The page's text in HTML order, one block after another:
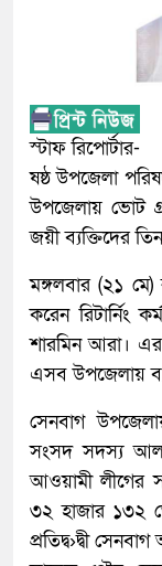
স্টাফ রিপোর্টার-
ষষ্ঠ উপজেলা
উপজেলায় ভোট
জয়ী ব্যক্তিদের
মঙ্গলবার (২১
করেন রিটার্নিং
শারমিন আরা।
এসব উপজেলায়
সেনবাগ
সংসদ সদস্য
আওয়ামী লীগের
৩২ হাজার ১৩২
প্রতিদ্ব›দ্বী